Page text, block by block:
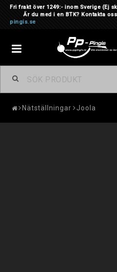
Fri frakt över 1249:- inom Sverige
Är du med i en BTK? Kontakta
pingis.se
Toggle
navigation
Nätställningar Joola